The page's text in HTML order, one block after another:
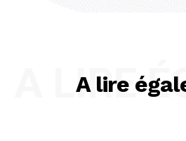
A lire
A LIRE